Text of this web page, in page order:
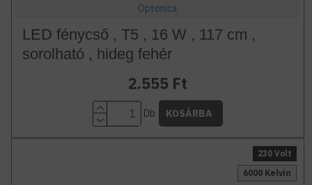
Optonica
LED fénycső , T5 , 16 W , 117 cm ,
sorolható , hideg fehér
2.555 Ft
Db KOSÁRBA
230 Volt
6000 Kelvin